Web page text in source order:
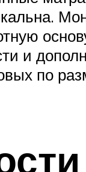
и
по